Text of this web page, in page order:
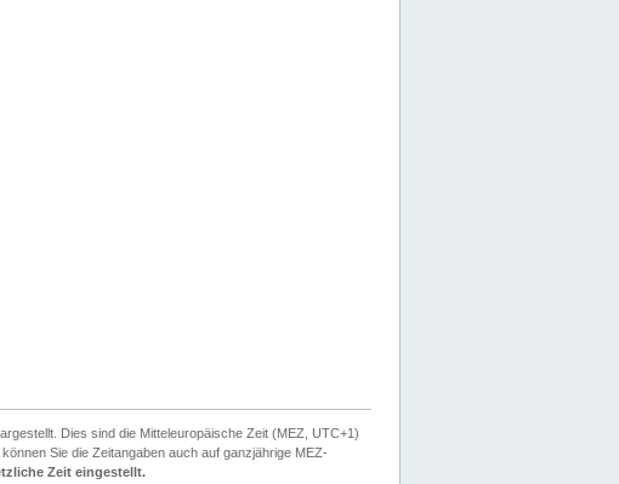
Dies sind die Mitteleuropäische Zeit (MEZ, UTC+1)
können Sie die Zeitangaben auch auf ganzjährige MEZ-
Zeit eingestellt.